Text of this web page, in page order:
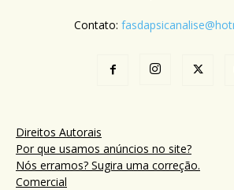
Contato:
Direitos Autorais
Por que usamos anúncios no site?
Nós erramos? Sugira uma correção.
Comercial